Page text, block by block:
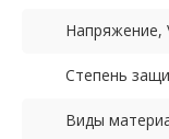
Напряжение,
Степень
Виды